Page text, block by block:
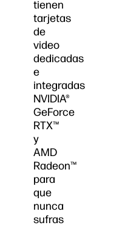
tienen
tarjetas
de
video
dedicadas
e
integradas
NVIDIA®
GeForce
RTX™
y
AMD
Radeon™
para
que
nunca
sufras